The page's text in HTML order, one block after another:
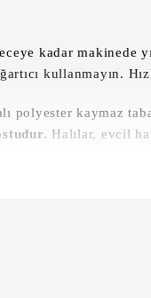
kadar
kullanmayın.
polyester kaymaz
Halılar, evcil